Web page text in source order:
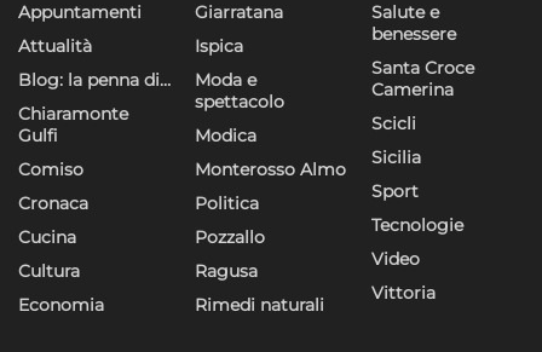
Appuntamenti
Attualità
Blog: la penna di…
Chiaramonte
Gulfi
Comiso
Cronaca
Cucina
Cultura
Economia
Giarratana
Ispica
Moda e
spettacolo
Modica
Monterosso Almo
Politica
Pozzallo
Ragusa
Rimedi naturali
Salute e
benessere
Santa Croce
Camerina
Scicli
Sicilia
Sport
Tecnologie
Video
Vittoria